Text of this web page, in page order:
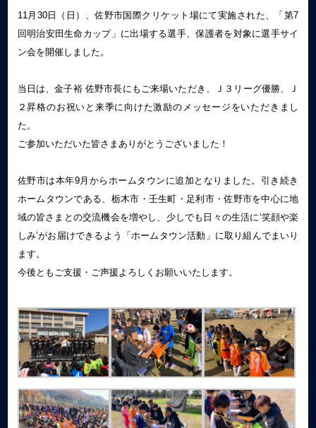
11月30日（日）、佐野市国際クリケット場にて実施された、「第7
回明治安田生命カップ」に出場する選手、保護者を対象に選手サイ
ン会を開催しました。
当日は、金子裕 佐野市長にもご来場いただき、Ｊ３リーグ優勝、Ｊ
２昇格のお祝いと来季に向けた激励のメッセージをいただきまし
た。
ご参加いただいた皆さまありがとうございました！
佐野市は本年9月からホームタウンに追加となりました。引き続き
ホームタウンである、栃木市・壬生町・足利市・佐野市を中心に地
域の皆さまとの交流機会を増やし、少しでも日々の生活に‘笑顔や楽
しみ’がお届けできるよう「ホームタウン活動」に取り組んでまいり
ます。
今後ともご支援・ご声援よろしくお願いいたします。